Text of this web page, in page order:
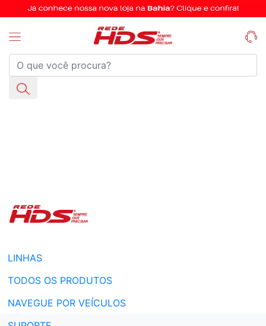
LINHAS
TODOS OS PRODUTOS
NAVEGUE POR VEÍCULOS